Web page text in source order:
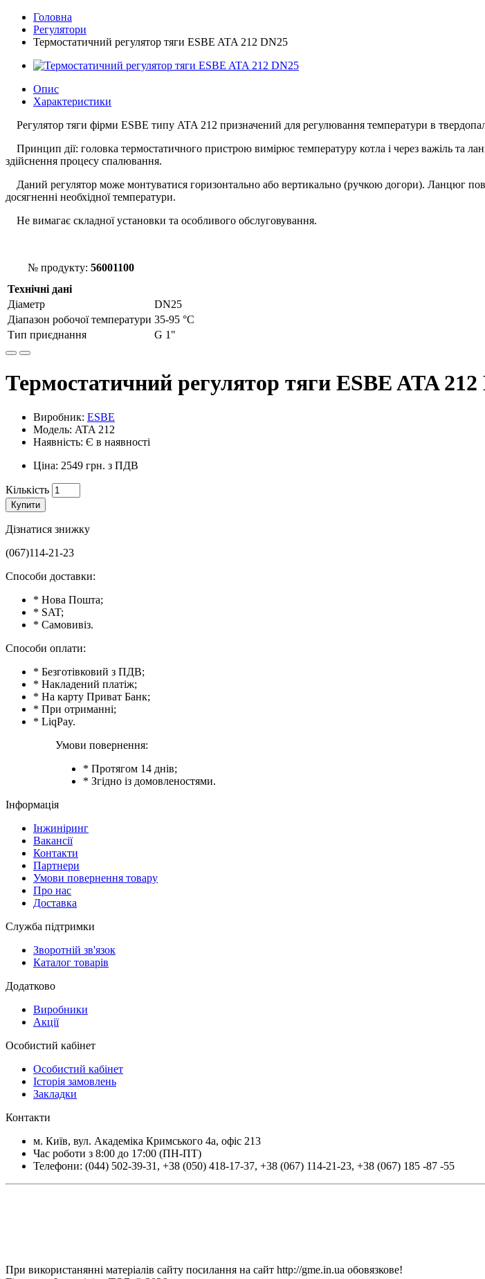
Головна
Регулятори
Термостатичний регулятор тяги ESBE ATA 212 DN25
Опис
Характеристики
Регулятор тяги фірми ESBE типу ATA 212 призначений для регулювання температури в
Принцип дії: головка термостатичного пристрою вимірює температуру котла і через важіль та
здійснення процесу спалювання.
Даний регулятор може монтуватися горизонтально або вертикально (ручкою догори). Ланцюг
досягненні необхідної температури.
Не вимагає складної установки та особливого обслуговування.
№ продукту: 56001100
Технічні дані
Діаметр
DN25
Діапазон робочої температури 35-95 °С
Тип приєднання
G 1"
Термостатичний регулятор тяги ESBE ATA 212
Виробник: ESBE
Модель: ATA 212
Наявність: Є в наявності
Ціна: 2549 грн. з ПДВ
Кількість
Купити
Дізнатися знижку
(067)114-21-23
Способи доставки:
* Нова Пошта;
* SAT;
* Самовивіз.
Способи оплати:
* Безготівковий з ПДВ;
* Накладений платіж;
* На карту Приват Банк;
* При отриманні;
* LiqPay.
Умови повернення:
* Протягом 14 днів;
* Згідно із домовленостями.
Інформація
Інжиніринг
Вакансії
Контакти
Партнери
Умови повернення товару
Про нас
Доставка
Служба підтримки
Зворотній зв'язок
Каталог товарів
Додатково
Виробники
Акції
Особистий кабінет
Особистий кабінет
Історія замовлень
Закладки
Контакти
м. Київ, вул. Академіка Кримського 4а, офіс 213
Час роботи з 8:00 до 17:00 (ПН-ПТ)
Телефони: (044) 502-39-31 , +38 (050) 418-17-37, +38 (067) 114-21-23, +38 (067) 185 -87 -55
При використанянні матеріалів сайту посилання на сайт http://gme.in.ua обовязкове!